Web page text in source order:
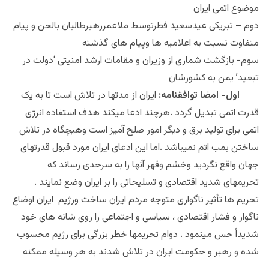
موضوع اتمی ایران
دوم – تبریکی عیدسعید فطرتوسط ملاعمررهبرطالبان بالحن و پیام
متفاوت نسبت به اعلامیه ها وپیام های گذشته
سوم- بازگشت شماری از وزیران و مقامات ارشد امنیتی ‘دولت در
تبعید’ یمن به کشورشان
اول- امضا توافقنامه: ایران از مدتها در تلاش است تا به یک
قدرت اتمی تبدیل گردد .هرچند ادعا میکند هدف استفاده انرژی
اتمی برای تولید برق و دیگر امور صلح آمیز است وهیچگاه در تلاش
ساختن بمب اتم نمیباشد .اما این ادعای ایران مورد قبول قدرتهای
جهان واقع نگردید وخشم وقهر آنها را به سرحدی رساند که
تحریمهای شدید اقتصادی و تسلیحاتی را بر ایران وضع نمایند .
تحریم ها تأثیر ناگواری متوجه مردم ایران ساخت ورژیم ایران اوضاع
ناگوار و فشار اقتصادی ، سیاسی و اجتماعی را روی شانه های خود
شدیداً حس مینمود . دوام تحریمها خطر بزرگی برای رژیم محسوب
شده و رهبر و حکومت ایران در تلاش شدند به هر وسیله ممکنه